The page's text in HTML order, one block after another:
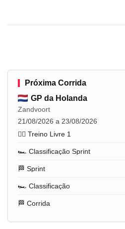
Próxima Corrida
GP da Holanda
Zandvoort
21/08/2026 a 23/08/2026
🏋️‍♂️ Treino Livre 1
🏎️ Classificação Sprint
🏁 Sprint
🏎️ Classificação
🏁 Corrida